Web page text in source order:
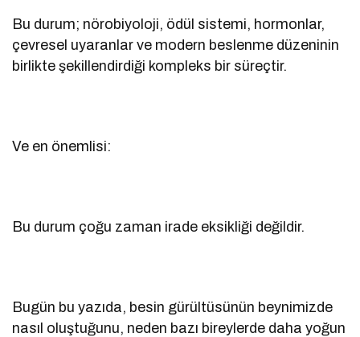
Bu durum; nörobiyoloji, ödül sistemi, hormonlar,
çevresel uyaranlar ve modern beslenme düzeninin
birlikte şekillendirdiği kompleks bir süreçtir.
Ve en önemlisi:
Bu durum çoğu zaman irade eksikliği değildir.
Bugün bu yazıda, besin gürültüsünün beynimizde
nasıl oluştuğunu, neden bazı bireylerde daha yoğun